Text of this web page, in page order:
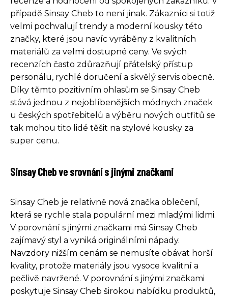
případě Sinsay Cheb to není jinak. Zákazníci si totiž
velmi pochvalují trendy a moderní kousky této
značky, které jsou navíc vyráběny z kvalitních
materiálů za velmi dostupné ceny. Ve svých
recenzích často zdůrazňují přátelský přístup
personálu, rychlé doručení a skvělý servis obecně.
Díky těmto pozitivním ohlasům se Sinsay Cheb
stává jednou z nejoblíbenějších módnych značek
u českých spotřebitelů a výběru nových outfitů se
tak mohou tito lidé těšit na stylové kousky za
super cenu.
Sinsay Cheb ve srovnání s jinými značkami
Sinsay Cheb je relativně nová značka oblečení,
která se rychle stala populární mezi mladými lidmi.
V porovnání s jinými značkami má Sinsay Cheb
zajímavý styl a vyniká originálními nápady.
Navzdory nižším cenám se nemusíte obávat horší
kvality, protože materiály jsou vysoce kvalitní a
pečlivě navržené. V porovnání s jinými značkami
poskytuje Sinsay Cheb širokou nabídku produktů,